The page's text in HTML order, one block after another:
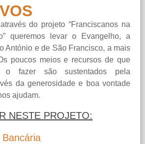
do projeto “Franciscanos na
queremos levar o Evangelho, a
António e de São Francisco, a mais
poucos meios e recursos de que
o fazer são sustentados pela
da generosidade e boa vontade
ajudam.
NESTE PROJETO: